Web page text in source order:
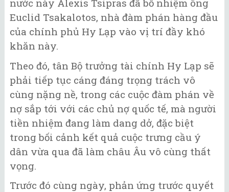
nước này Alexis Tsipras đã bổ nhiệm ông
Euclid Tsakalotos, nhà đàm phán hàng đầu
của chính phủ Hy Lạp vào vị trí đầy khó
khăn này.
Theo đó, tân Bộ trưởng tài chính Hy Lạp sẽ
phải tiếp tục cáng đáng trọng trách vô
cùng nặng nề, trong các cuộc đàm phán về
nợ sắp tới với các chủ nợ quốc tế, mà người
tiền nhiệm đang làm dang dở, đặc biệt
trong bối cảnh kết quả cuộc trưng cầu ý
dân vừa qua đã làm châu Âu vô cùng thất
vọng.
Trước đó cùng ngày, phản ứng trước quyết